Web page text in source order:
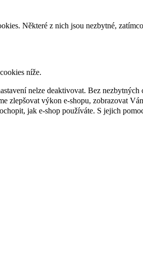
Některé z nich jsou nezbytné,
níže.
nelze deaktivovat. Bez
zlepšovat výkon e-shopu, zobrazovat
jak e-shop používáte. S jejich